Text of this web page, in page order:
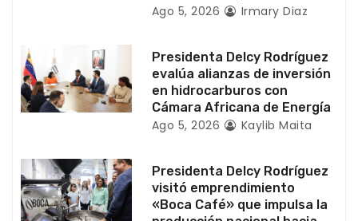
r
a
a
s
Ago 5, 2026 Irmary Diaz
Presidenta Delcy Rodríguez
evalúa alianzas de inversión
en hidrocarburos con
Cámara Africana de Energía
Ago 5, 2026 Kaylib Maita
Presidenta Delcy Rodríguez
visitó emprendimiento
«Boca Café» que impulsa la